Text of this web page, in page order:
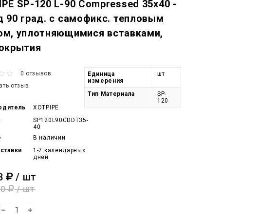
SP-120 L-90 Compressed 35x40 -
90 град. c самофикс. тепловым
уплотняющимися вставками,
0 отзывов
отзыв
XOTPIPE
SP120L90CDDT35-
40
В наличии
1-7 календарных
дней
/ шт
/ шт
Единица
измерения
шт
Тип Материала
SP-
120